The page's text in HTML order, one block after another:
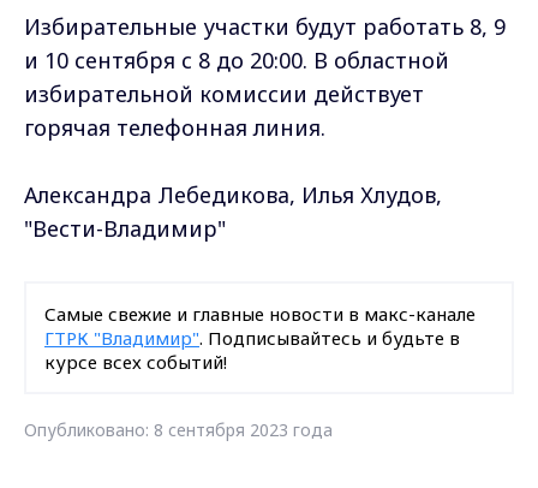
Избирательные участки будут работать 8, 9
и 10 сентября с 8 до 20:00. В областной
избирательной комиссии действует
горячая телефонная линия.
Александра Лебедикова, Илья Хлудов,
"Вести-Владимир"
Самые свежие и главные новости в макс-канале
ГТРК "Владимир". Подписывайтесь и будьте в
курсе всех событий!
Опубликовано: 8 сентября 2023 года